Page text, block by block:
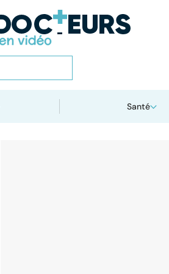
Santé